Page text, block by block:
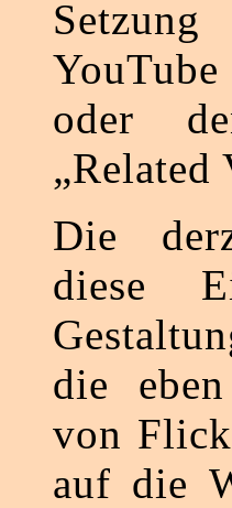
oder
„Related
Die
diese
die
von
auf die